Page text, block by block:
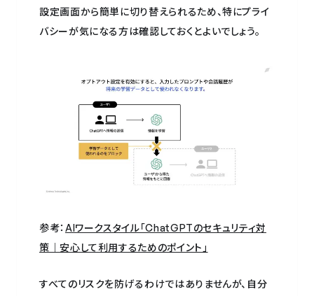
設定画面から簡単に切り替えられるため、特にプライ
バシーが気になる方は確認しておくとよいでしょう。
参考： AIワークスタイル「ChatGPTのセキュリティ対
策｜安心して利用するためのポイント」
すべてのリスクを防げるわけではありませんが、自分